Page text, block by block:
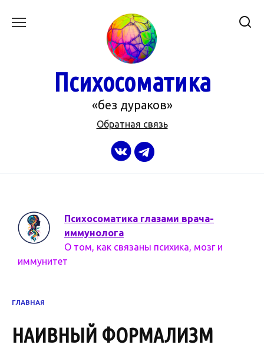
Психосоматика
«без дураков»
Обратная связь
Психосоматика глазами врача-
иммунолога
О том, как связаны психика, мозг и
иммунитет
ГЛАВНАЯ
НАИВНЫЙ ФОРМАЛИЗМ